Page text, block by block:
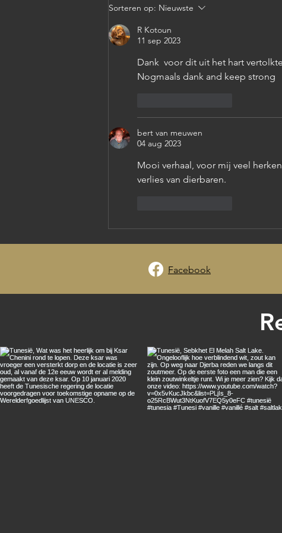
Sorteren op: Nieuwste
R Kotoun
11 sep 2023
Dank  voor dit uit het hart
Nogmaals dank and keep strong
bert van meuwen
04 aug 2023
Mooi verhaal, voor mij veel
verlies van dierbaren.
Facebook